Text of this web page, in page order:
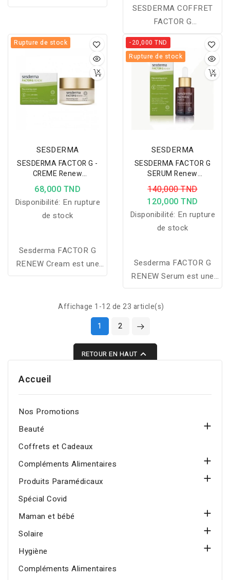
SESDERMA COFFRET
FACTOR G
SERUM+REPASKIN
ECRAN SOLAIRE SPF50
contient: -FACTOR G
SERUM 30ml -REPASKIN
ECRAN SOLAIRE SPF50
50ml
Rupture de stock
SESDERMA
SESDERMA FACTOR G -
CREME Renew
Rejuvenating 50 ML
68,000 TND
Disponibilité: En rupture
de stock
Sesderma FACTOR G
RENEW Cream est une
crème anti-âge et
qui contient des facteurs
de croissance d'origine
-20,000 TND
Rupture de stock
SESDERMA
SESDERMA FACTOR G
SERUM Renew
Rejuvenating , 30 ML
140,000 TND
120,000 TND
Disponibilité: En rupture
de stock
Sesderma FACTOR G
RENEW Serum est une
émulsion qui empêche et
atténue les signes
vieillissement, elle
convient à la peau
Affichage 1-12 de 23 article(s)
1
2
RETOUR EN HAUT 
Accueil
Nos Promotions
Beauté

Coffrets et Cadeaux
Compléments Alimentaires

Produits Paramédicaux

Spécial Covid
Maman et bébé

Solaire

Hygiène

Compléments Alimentaires